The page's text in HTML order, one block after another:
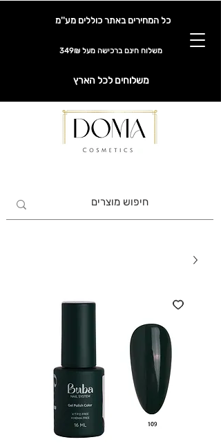
כל המחירים באתר כוללים מע''מ
משלוח חינם ברכישה מעל 349₪
משלוחים לכל הארץ